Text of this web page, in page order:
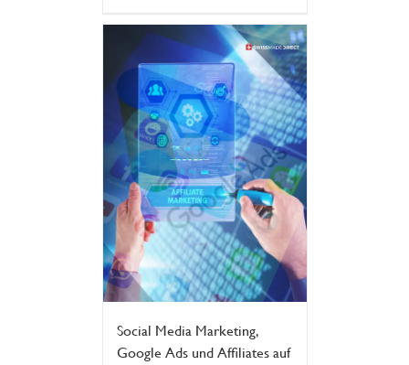
Social Media Marketing,
Google Ads und Affiliates auf